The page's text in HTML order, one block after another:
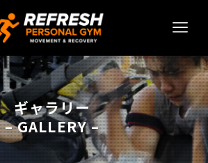
ギャラリー
– GALLERY –